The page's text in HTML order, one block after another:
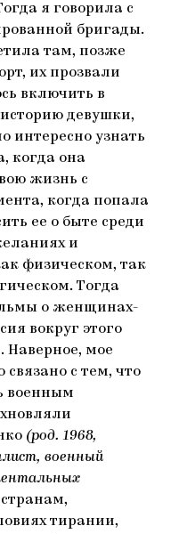
я говорила с
бригады.
там, позже
их прозвали
включить в
девушки,
интересно узнать
когда она
жизнь с
когда попала
ее о быте среди
и
физическом, так
Тогда
о женщинах-
вокруг этого
Наверное, мое
с тем, что
военным
(род. 1968,
военный
странам,
тирании,